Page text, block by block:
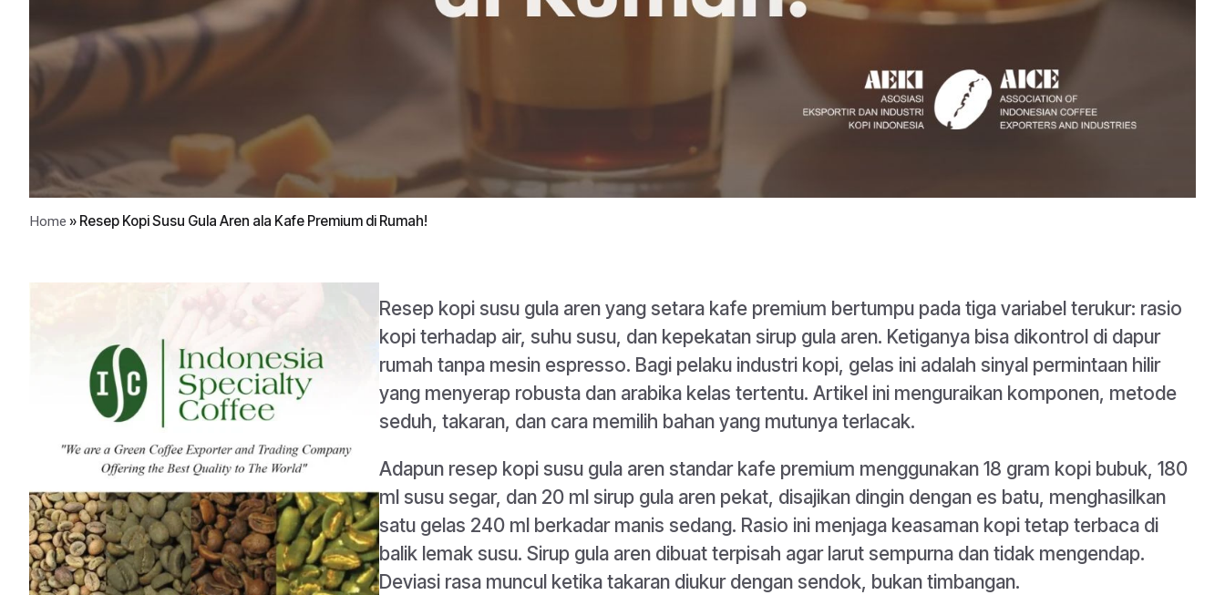
Home » Resep Kopi Susu Gula Aren ala Kafe Premium di Rumah!
Resep kopi susu gula aren yang setara kafe premium bertumpu pada tiga variabel terukur: rasio
kopi terhadap air, suhu susu, dan kepekatan sirup gula aren. Ketiganya bisa dikontrol di dapur
rumah tanpa mesin espresso. Bagi pelaku industri kopi, gelas ini adalah sinyal permintaan hilir
yang menyerap robusta dan arabika kelas tertentu. Artikel ini menguraikan komponen, metode
seduh, takaran, dan cara memilih bahan yang mutunya terlacak.
Adapun resep kopi susu gula aren standar kafe premium menggunakan 18 gram kopi bubuk, 180
ml susu segar, dan 20 ml sirup gula aren pekat, disajikan dingin dengan es batu, menghasilkan
satu gelas 240 ml berkadar manis sedang. Rasio ini menjaga keasaman kopi tetap terbaca di
balik lemak susu. Sirup gula aren dibuat terpisah agar larut sempurna dan tidak mengendap.
Deviasi rasa muncul ketika takaran diukur dengan sendok, bukan timbangan.